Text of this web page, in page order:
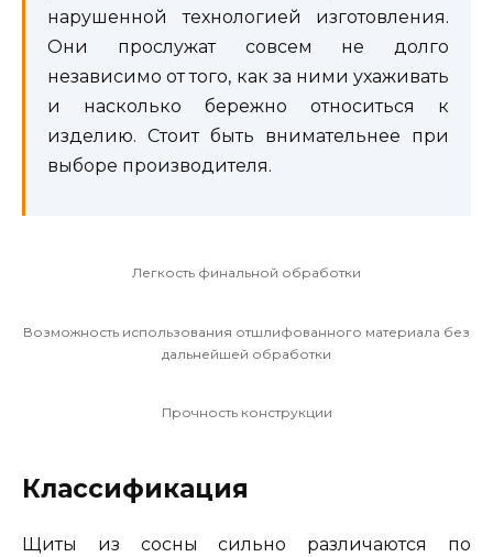
нарушенной технологией изготовления.
Они прослужат совсем не долго
независимо от того, как за ними ухаживать
и насколько бережно относиться к
изделию. Стоит быть внимательнее при
выборе производителя.
Легкость финальной обработки
Возможность использования отшлифованного материала без
дальнейшей обработки
Прочность конструкции
Классификация
Щиты из сосны сильно различаются по